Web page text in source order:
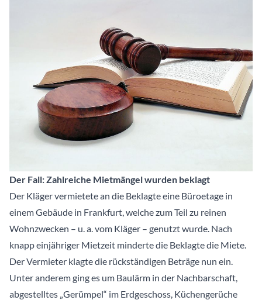
Der Fall: Zahlreiche Mietmängel wurden beklagt
Der Kläger vermietete an die Beklagte eine Büroetage in
einem Gebäude in Frankfurt, welche zum Teil zu reinen
Wohnzwecken – u. a. vom Kläger – genutzt wurde. Nach
knapp einjähriger Mietzeit minderte die Beklagte die Miete.
Der Vermieter klagte die rückständigen Beträge nun ein.
Unter anderem ging es um Baulärm in der Nachbarschaft,
abgestelltes „Gerümpel“ im Erdgeschoss, Küchengerüche